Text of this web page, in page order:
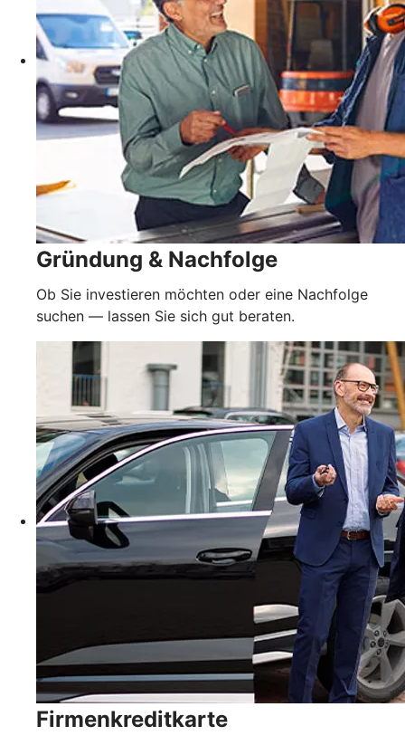
Gründung & Nachfolge
Ob Sie investieren möchten oder eine Nachfolge
suchen — lassen Sie sich gut beraten.
Firmenkreditkarte